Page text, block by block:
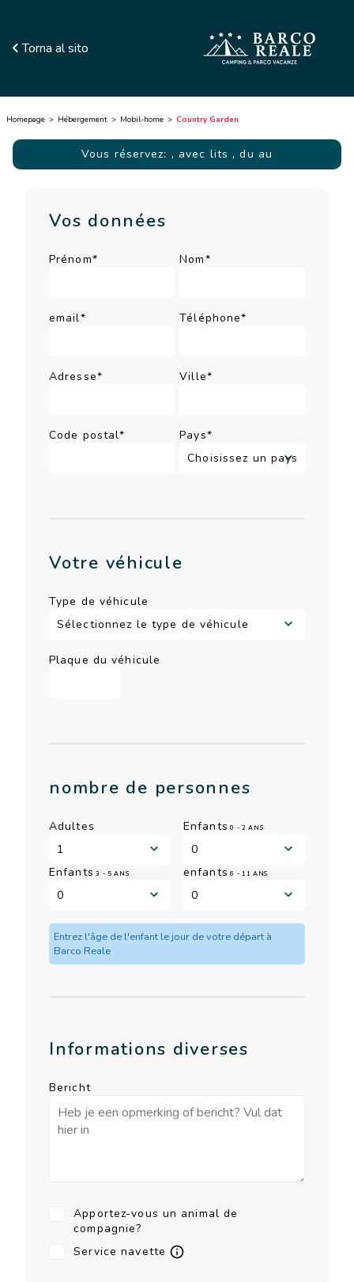
Torna al sito
Homepage Hébergement Mobil-home Country Garden
Vous réservez: , avec lits , du au
Vos données
Prénom* Nom*
email* Téléphone*
Adresse* Ville*
Code postal* Pays*
Votre véhicule
Type de véhicule
Plaque du véhicule
nombre de personnes
Adultes Enfants 0 - 2 ANS
Enfants 3 - 5 ANS enfants 6 - 11 ANS
Entrez l'âge de l'enfant le jour de votre départ à
Barco Reale
Informations diverses
Bericht
Apportez-vous un animal de
compagnie?
Service navette